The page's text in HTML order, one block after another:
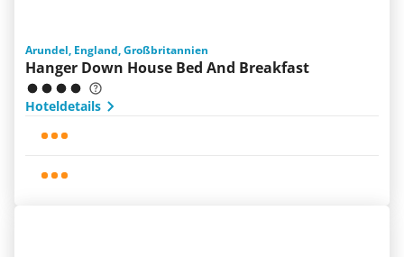
Arundel, England, Großbritannien
Hanger Down House Bed And Breakfast
Hoteldetails